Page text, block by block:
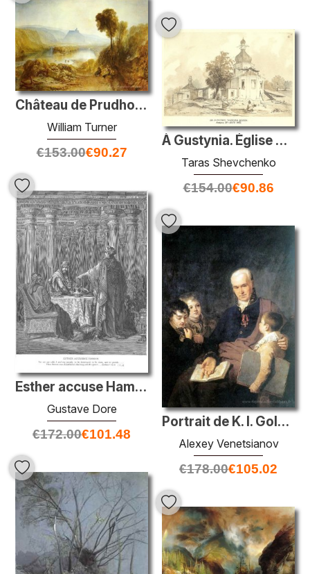
Château de Prudhoe, Northumberland
William Turner
€153.00€90.27
À Gustynia. Église de réfectoire.
Taras Shevchenko
€154.00€90.86
Esther accuse Haman
Gustave Dore
€172.00€101.48
Portrait de K. I. Golovachevsky et des jeunes élèves de l'Académ
Alexey Venetsianov
€178.00€105.02